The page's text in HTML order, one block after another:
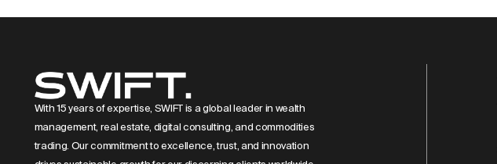
With 15 years of expertise, SWIFT is a global leader in wealth
management, real estate, digital consulting, and commodities
trading. Our commitment to excellence, trust, and innovation